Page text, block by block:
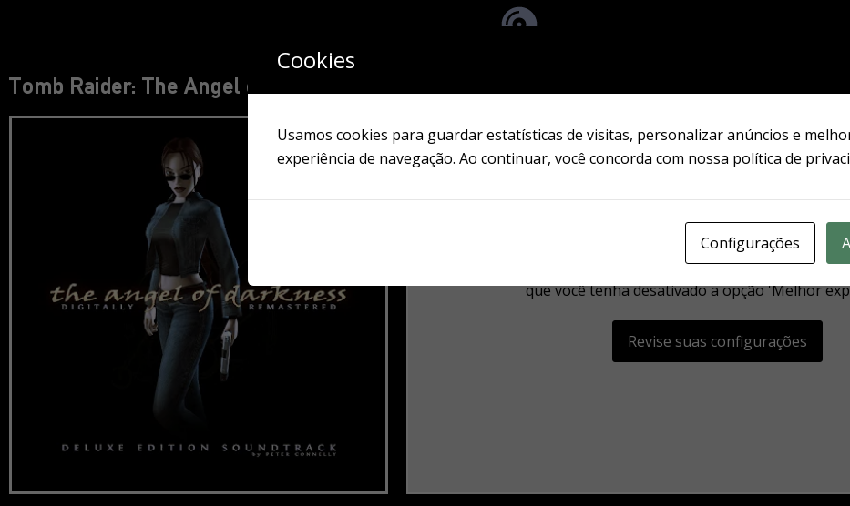
Tomb Raider: The Angel of Darkness [Edição Deluxe] - Remasterizada
Suas configurações estão impedindo que você veja este
que você tenha desativado a opção 'Melhor
Revise suas configurações
Cookies
Usamos cookies para guardar estatísticas de visitas, personalizar anúncios e
experiência de navegação. Ao continuar, você concorda com nossa política de
Configurações